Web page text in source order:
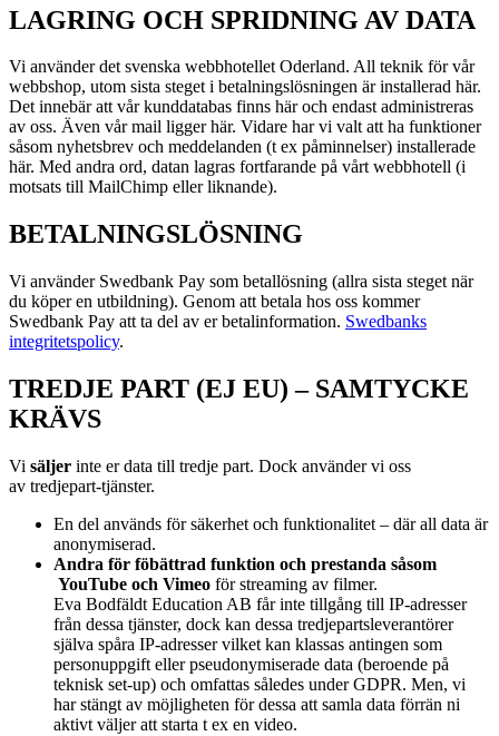
LAGRING OCH SPRIDNING AV DATA
Vi använder det svenska webbhotellet Oderland. All teknik för vår
webbshop, utom sista steget i betalningslösningen är installerad här.
Det innebär att vår kunddatabas finns här och endast administreras
av oss. Även vår mail ligger här. Vidare har vi valt att ha funktioner
såsom nyhetsbrev och meddelanden (t ex påminnelser) installerade
här. Med andra ord, datan lagras fortfarande på vårt webbhotell (i
motsats till MailChimp eller liknande).
BETALNINGSLÖSNING
Vi använder Swedbank Pay som betallösning (allra sista steget när
du köper en utbildning). Genom att betala hos oss kommer
Swedbank Pay att ta del av er betalinformation. Swedbanks
integritetspolicy.
TREDJE PART (EJ EU) – SAMTYCKE
KRÄVS
Vi säljer inte er data till tredje part. Dock använder vi oss
av tredjepart-tjänster.
En del används för säkerhet och funktionalitet – där all data är
anonymiserad.
Andra för föbättrad funktion och prestanda såsom
YouTube och Vimeo för streaming av filmer.
Eva Bodfäldt Education AB får inte tillgång till IP-adresser
från dessa tjänster, dock kan dessa tredjepartsleverantörer
själva spåra IP-adresser vilket kan klassas antingen som
personuppgift eller pseudonymiserade data (beroende på
teknisk set-up) och omfattas således under GDPR. Men, vi
har stängt av möjligheten för dessa att samla data förrän ni
aktivt väljer att starta t ex en video.